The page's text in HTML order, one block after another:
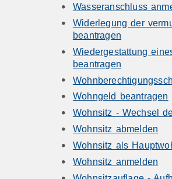
Wasseranschluss
Widerlegung der
beantragen
Wiedergestattung
beantragen
Wohngeld beantragen
Wohnsitz - Wechsel
Wohnsitz abmelden
Wohnsitz als
Wohnsitz anmelden